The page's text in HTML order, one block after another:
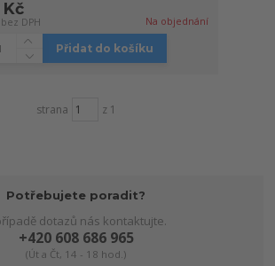
bez DPH Na objednání
Přidat do košíku
strana z 1
Potřebujete poradit?
dotazů nás kontaktujte.
+420 608 686 965
(Út a Čt, 14 - 18 hod.)